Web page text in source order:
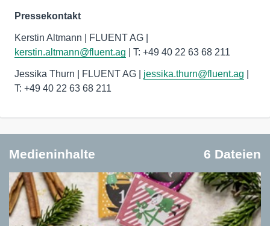
Pressekontakt
Kerstin Altmann | FLUENT AG |
kerstin.altmann@fluent.ag | T: +49 40 22 63 68 211
Jessika Thurn | FLUENT AG | jessika.thurn@fluent.ag
T: +49 40 22 63 68 211
Medieninhalte 6 Dateien